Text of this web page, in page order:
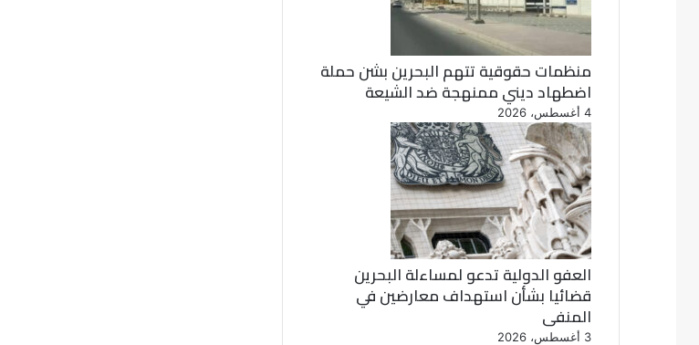
منظمات حقوقية تتهم البحرين بشن حملة
اضطهاد ديني ممنهجة ضد الشيعة
4 أغسطس، 2026
العفو الدولية تدعو لمساءلة البحرين
قضائيا بشأن استهداف معارضين في
المنفى
3 أغسطس، 2026